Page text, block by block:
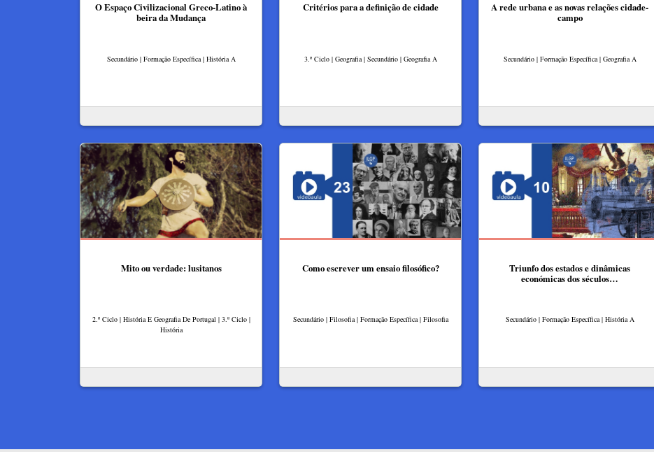
O Espaço Civilizacional Greco-Latino à
beira da Mudança
Secundário | Formação Específica | História A
Critérios para a definição de cidade
3.º Ciclo | Geografia | Secundário | Geografia A
A rede urbana e as novas relações cidade-
campo
Secundário | Formação Específica | Geografia A
Mito ou verdade: lusitanos
2.º Ciclo | História E Geografia De Portugal | 3.º Ciclo |
História
Como escrever um ensaio filosófico?
Secundário | Filosofia | Formação Específica | Filosofia
Triunfo dos estados e dinâmicas
económicas dos séculos…
Secundário | Formação Específica | História A